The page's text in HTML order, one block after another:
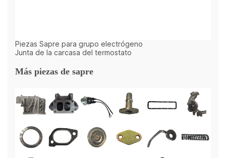
Piezas Sapre para grupo electrógeno
Junta de la carcasa del termostato
Más piezas de sapre